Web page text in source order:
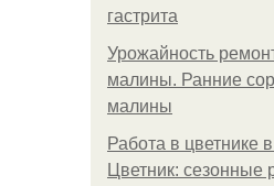
гастрита
Урожайность
малины. Ранние
малины
Работа в цветнике в
Цветник: сезонные